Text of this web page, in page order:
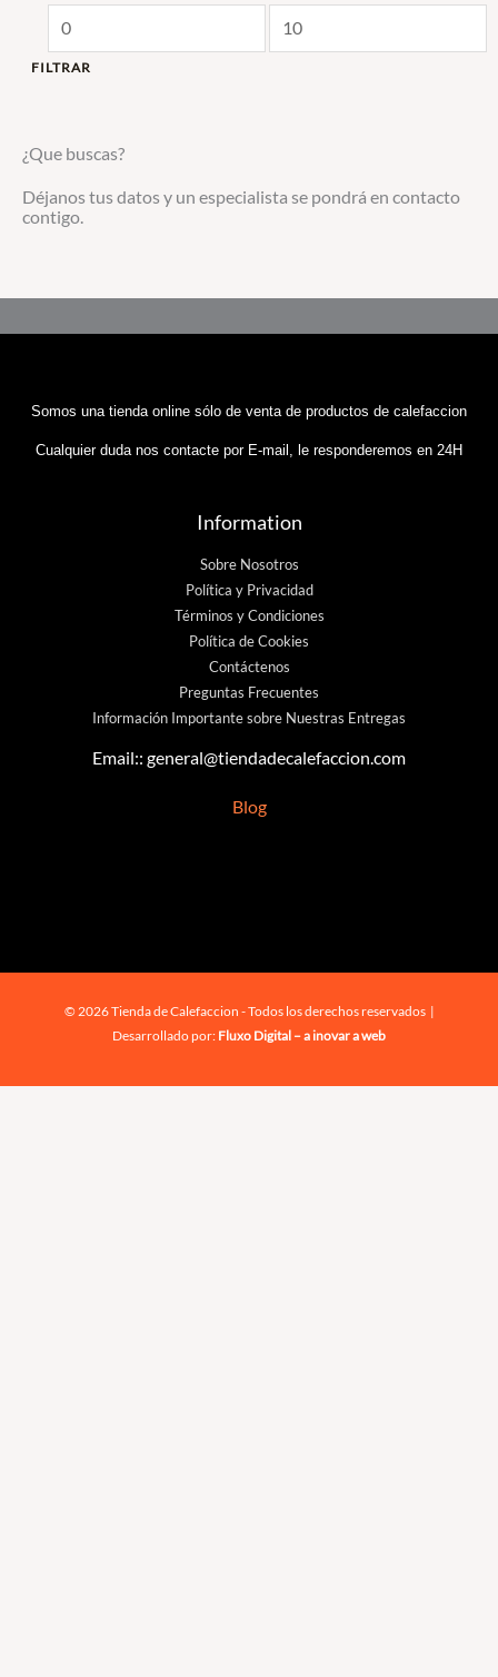
FILTRAR
¿Que buscas?
Déjanos tus datos y un especialista se pondrá en contacto
contigo.
Somos una tienda online sólo de venta de productos de calefaccion
Cualquier duda nos contacte por E-mail, le responderemos en 24H
Information
Sobre Nosotros
Política y Privacidad
Términos y Condiciones
Política de Cookies
Contáctenos
Preguntas Frecuentes
Información Importante sobre Nuestras Entregas
Email:: general@tiendadecalefaccion.com
Blog
© 2026 Tienda de Calefaccion - Todos los derechos reservados |
Desarrollado por: Fluxo Digital – a inovar a web